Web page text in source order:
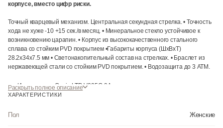
корпусе, вместо цифр риски.
Точный кварцевый механизм. Центральная секундная стрелка. • Точность
хода не хуже -10 +15 сек./в месяц. • Минеральное стекло устойчивое к
возникновению царапин. • Корпус из высококачественного стального
сплава со стойким PVD покрытием •Габариты корпуса (ШхВхТ)
28.2x34x7.5 мм • Светонакопительный состав на стрелках. • Браслет из
нержавеющей стали со стойким PVD покрытием. • Водозащита до 3 АТМ.
Инструкция к Casio LTP-V005G-9A на русском языке
Раскрыть полное описание
ХАРАКТЕРИСТИКИ
Пол Женские